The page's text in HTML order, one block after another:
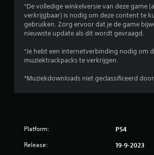
*De volledige winkelversie van deze game
verkrijgbaar) is nodig om deze content te
gebruiken. Zorg ervoor dat je de game
nieuwste update als dit wordt gevraagd.
*Je hebt een internetverbinding nodig om
muziektrackpacks te verkrijgen.
*Muziekdownloads niet geclassificeerd door
Platform: PS4
Release: 19-9-2023